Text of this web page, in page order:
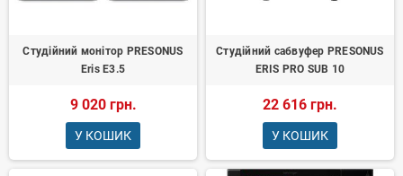
Студійний монітор PRESONUS
Eris E3.5
9 020 грн.
У КОШИК
Студійний сабвуфер PRESONUS
ERIS PRO SUB 10
22 616 грн.
У КОШИК